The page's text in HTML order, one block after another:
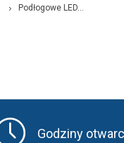
Podłogowe LED...
Godziny